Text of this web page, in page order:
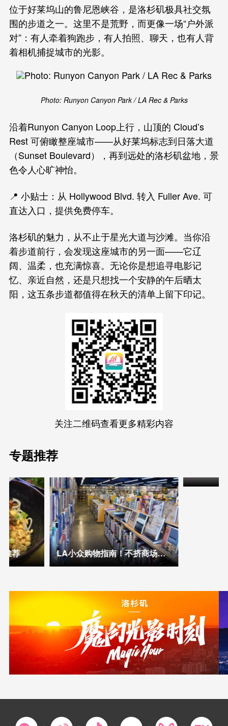
位于好莱坞山的鲁尼恩峡谷，是洛杉矶极具社交氛
围的步道之一。这里不是荒野，而更像一场“户外派
对”：有人牵着狗跑步，有人拍照、聊天，也有人背
着相机捕捉城市的光影。
Photo: Runyon Canyon Park / LA Rec & Parks
沿着Runyon Canyon Loop上行，山顶的 Cloud’s
Rest 可俯瞰整座城市——从好莱坞标志到日落大道
（Sunset Boulevard），再到远处的洛杉矶盆地，景
色令人心旷神怡。
📍 小贴士：从 Hollywood Blvd. 转入 Fuller Ave. 可
直达入口，提供免费停车。
洛杉矶的魅力，从不止于星光大道与沙滩。当你沿
着步道前行，会发现这座城市的另一面——它辽
阔、温柔，也充满惊喜。无论你是想追寻电影记
忆、亲近自然，还是只想找一个安静的午后晒太
阳，这五条步道都值得在秋天的清单上留下印记。
关注二维码查看更多精彩内容
专题推荐
推荐 LA小众购物指南！不挤商场照样好逛